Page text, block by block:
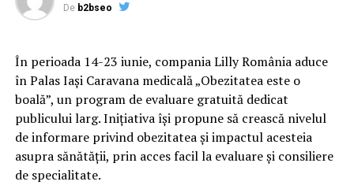
judecată rezulta soluţia ce urmează să fie pronunţată
ce avea de spus, a ieşit pe uşa instanţei şi s-a prăbuşit.
SMURD, AVC, comă.
Azi dimineaţă a murit. Nu o apucat nici ca achitarea din
primul dosar să rămână definitivă (sper), nici să se
dispună judecata în al doilea dosar şi peste încă vreo 3
ani să vină şi achitarea. Nu cred că l-ar fi încălzit oricum
De b2bseo
În perioada 14-23 iunie, compania Lilly România aduce
în Palas Iași Caravana medicală „Obezitatea este o
boală”, un program de evaluare gratuită dedicat
publicului larg. Inițiativa își propune să crească nivelul
de informare privind obezitatea și impactul acesteia
asupra sănătății, prin acces facil la evaluare și consiliere
de specialitate.